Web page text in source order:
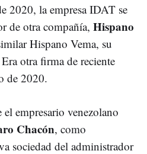
2020, la empresa IDAT se
de otra compañía, Hispano
Hispano Vema, su
otra firma de reciente
de 2020.
empresario venezolano
Chacón, como
sociedad del administrador